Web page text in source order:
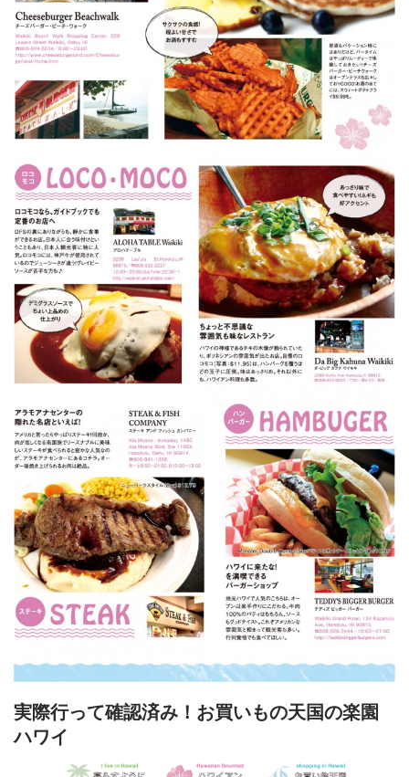
実際行って確認済み！お買いもの天国の楽園
ハワイ